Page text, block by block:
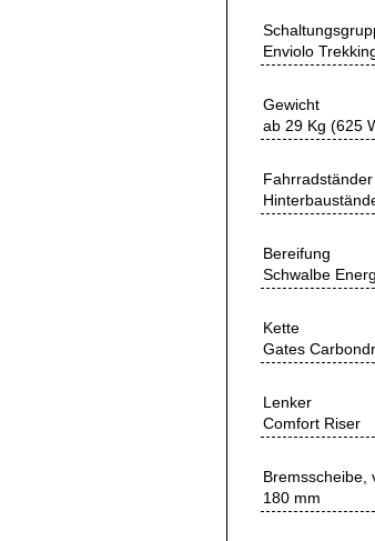
Enviolo
Gewicht
ab 29 Kg (625
Fahrradständer
Bereifung
Schwalbe
Kette
Gates
Lenker
Comfort Riser
Bremsscheibe,
180 mm